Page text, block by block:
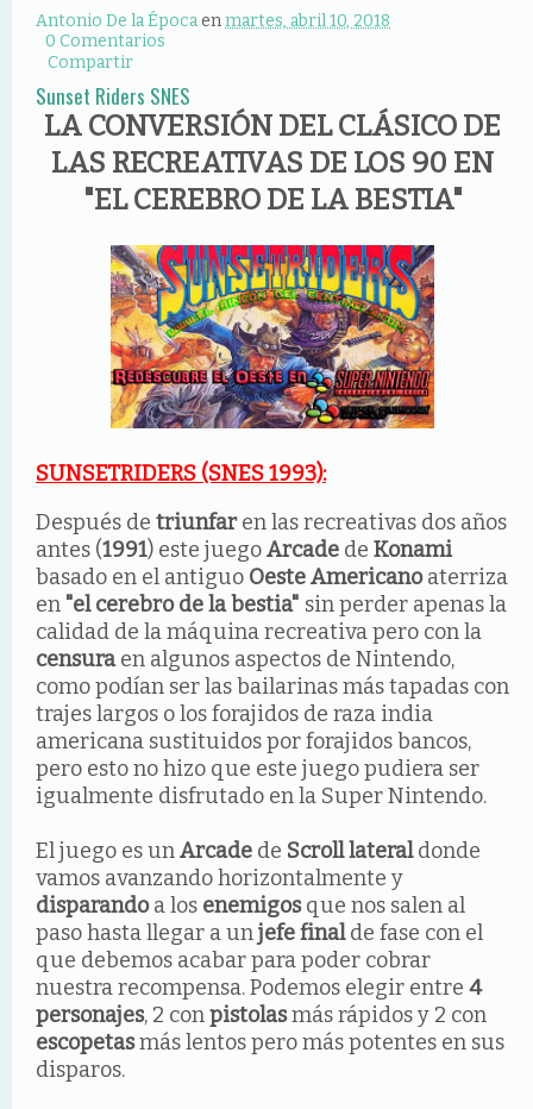
Antonio De la Épocaenmartes, abril 10, 2018
0 Comentarios
Compartir
Sunset Riders SNES
LA CONVERSIÓN DEL CLÁSICO DE
LAS RECREATIVAS DE LOS 90 EN
"EL CEREBRO DE LA BESTIA"
SUNSETRIDERS (SNES 1993):
Después de triunfaren las recreativas dos años
antes (1991) este juegoArcade de Konami
basado en el antiguo Oeste Americanoaterriza
en "el cerebro de la bestia" sin perder apenas la
calidad de la máquina recreativa pero con la
censuraen algunos aspectos de Nintendo,
como podían ser las bailarinas más tapadas con
trajes largos o los forajidos de raza india
americana sustituidos por forajidos bancos,
pero esto no hizo que este juego pudiera ser
igualmente disfrutado en la Super Nintendo.
El juego es unArcade de Scroll lateraldonde
vamos avanzando horizontalmente y
disparandoa los enemigosque nos salen al
paso hasta llegar a unjefe finalde fase con el
que debemos acabar para poder cobrar
nuestra recompensa. Podemos elegir entre 4
personajes, 2 conpistolasmás rápidos y 2 con
escopetasmás lentos pero más potentes en sus
disparos.